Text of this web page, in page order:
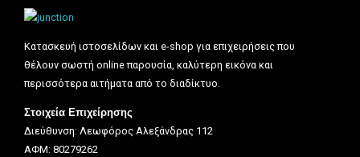
Κατασκευή ιστοσελίδων και e-shop για επιχειρήσεις που
θέλουν σωστή online παρουσία, καλύτερη εικόνα και
περισσότερα αιτήματα από το διαδίκτυο.
Στοιχεία Επιχείρησης
Διεύθυνση: Λεωφόρος Αλεξάνδρας 112
ΑΦΜ: 80279262